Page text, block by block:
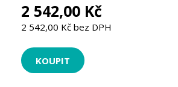
2 542,00 Kč
2 542,00 Kč bez DPH